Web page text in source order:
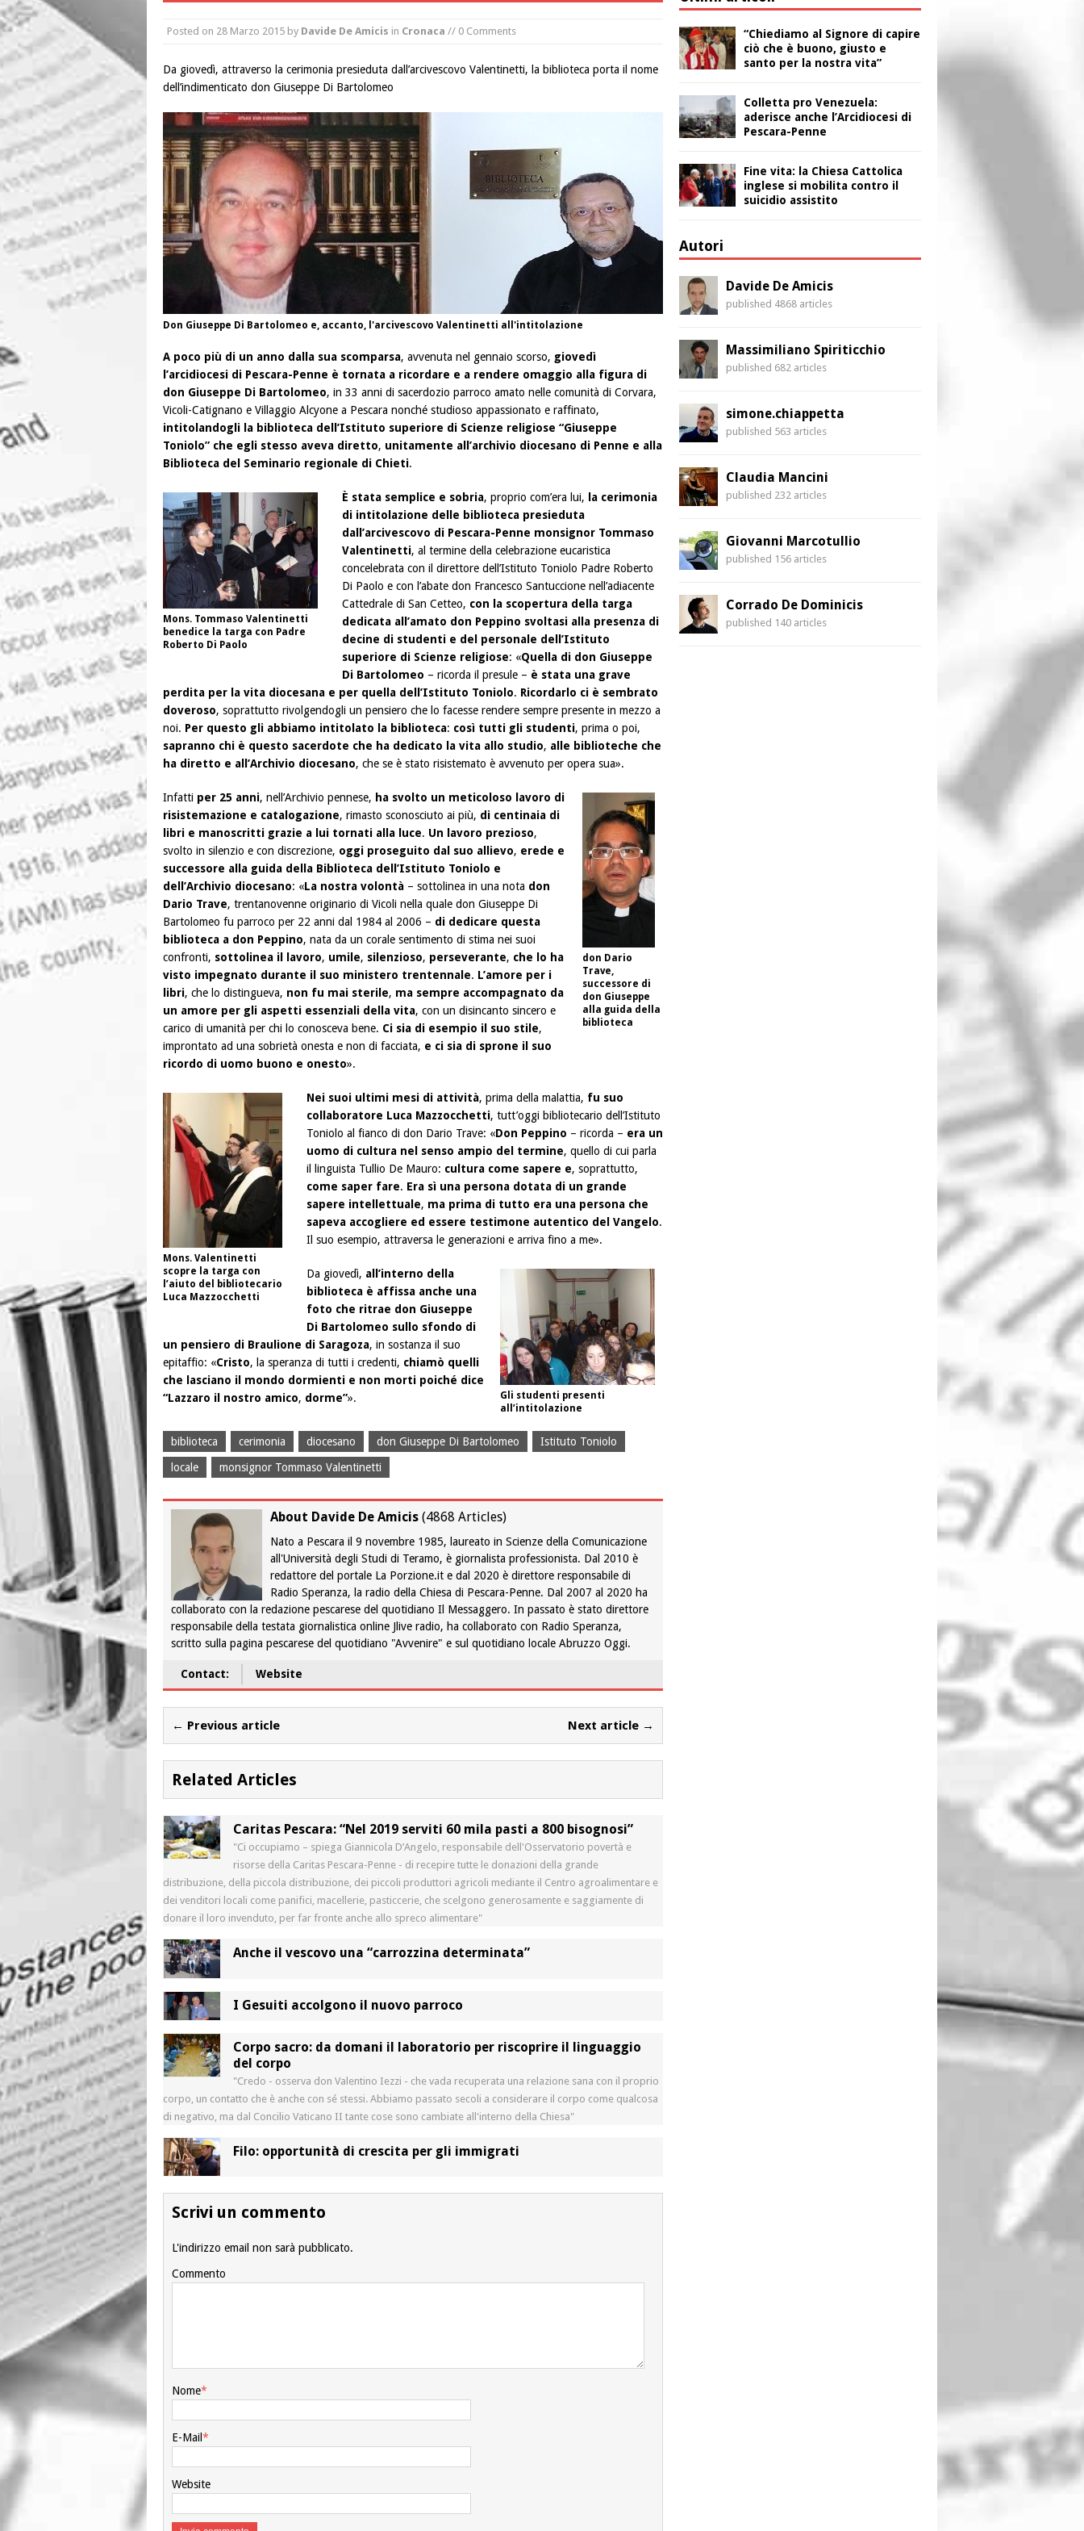
Posted on 28 Marzo 2015 by Davide De Amicis in Cronaca // 0 Comments
Da giovedì, attraverso la cerimonia presieduta dall’arcivescovo Valentinetti, la biblioteca porta il nome
dell’indimenticato don Giuseppe Di Bartolomeo
Don Giuseppe Di Bartolomeo e, accanto, l'arcivescovo Valentinetti all'intitolazione
A poco più di un anno dalla sua scomparsa, avvenuta nel gennaio scorso, giovedì
l’arcidiocesi di Pescara-Penne è tornata a ricordare e a rendere omaggio alla figura di
don Giuseppe Di Bartolomeo, in 33 anni di sacerdozio parroco amato nelle comunità di Corvara,
Vicoli-Catignano e Villaggio Alcyone a Pescara nonché studioso appassionato e raffinato,
intitolandogli la biblioteca dell’Istituto superiore di Scienze religiose “Giuseppe
Toniolo” che egli stesso aveva diretto, unitamente all’archivio diocesano di Penne e alla
Biblioteca del Seminario regionale di Chieti.
Mons. Tommaso Valentinetti
benedice la targa con Padre
Roberto Di Paolo
È stata semplice e sobria, proprio com’era lui, la cerimonia
di intitolazione delle biblioteca presieduta
dall’arcivescovo di Pescara-Penne monsignor Tommaso
Valentinetti, al termine della celebrazione eucaristica
concelebrata con il direttore dell’Istituto Toniolo Padre Roberto
Di Paolo e con l’abate don Francesco Santuccione nell’adiacente
Cattedrale di San Cetteo, con la scopertura della targa
dedicata all’amato don Peppino svoltasi alla presenza di
decine di studenti e del personale dell’Istituto
superiore di Scienze religiose: «Quella di don Giuseppe
Di Bartolomeo – ricorda il presule – è stata una grave
perdita per la vita diocesana e per quella dell’Istituto Toniolo. Ricordarlo ci è sembrato
doveroso, soprattutto rivolgendogli un pensiero che lo facesse rendere sempre presente in mezzo a
noi. Per questo gli abbiamo intitolato la biblioteca: così tutti gli studenti, prima o poi,
sapranno chi è questo sacerdote che ha dedicato la vita allo studio, alle biblioteche che
ha diretto e all’Archivio diocesano, che se è stato risistemato è avvenuto per opera sua».
don Dario
Trave,
successore di
don Giuseppe
alla guida della
biblioteca
Infatti per 25 anni, nell’Archivio pennese, ha svolto un meticoloso lavoro di
risistemazione e catalogazione, rimasto sconosciuto ai più, di centinaia di
libri e manoscritti grazie a lui tornati alla luce. Un lavoro prezioso,
svolto in silenzio e con discrezione, oggi proseguito dal suo allievo, erede e
successore alla guida della Biblioteca dell’Istituto Toniolo e
dell’Archivio diocesano: «La nostra volontà – sottolinea in una nota don
Dario Trave, trentanovenne originario di Vicoli nella quale don Giuseppe Di
Bartolomeo fu parroco per 22 anni dal 1984 al 2006 – di dedicare questa
biblioteca a don Peppino, nata da un corale sentimento di stima nei suoi
confronti, sottolinea il lavoro, umile, silenzioso, perseverante, che lo ha
visto impegnato durante il suo ministero trentennale. L’amore per i
libri, che lo distingueva, non fu mai sterile, ma sempre accompagnato da
un amore per gli aspetti essenziali della vita, con un disincanto sincero e
carico di umanità per chi lo conosceva bene. Ci sia di esempio il suo stile,
improntato ad una sobrietà onesta e non di facciata, e ci sia di sprone il suo
ricordo di uomo buono e onesto».
Mons. Valentinetti
scopre la targa con
l’aiuto del bibliotecario
Luca Mazzocchetti
Nei suoi ultimi mesi di attività, prima della malattia, fu suo
collaboratore Luca Mazzocchetti, tutt’oggi bibliotecario dell’Istituto
Toniolo al fianco di don Dario Trave: «Don Peppino – ricorda – era un
uomo di cultura nel senso ampio del termine, quello di cui parla
il linguista Tullio De Mauro: cultura come sapere e, soprattutto,
come saper fare. Era sì una persona dotata di un grande
sapere intellettuale, ma prima di tutto era una persona che
sapeva accogliere ed essere testimone autentico del Vangelo.
Il suo esempio, attraversa le generazioni e arriva fino a me».
Gli studenti presenti
all’intitolazione
Da giovedì, all’interno della
biblioteca è affissa anche una
foto che ritrae don Giuseppe
Di Bartolomeo sullo sfondo di
un pensiero di Braulione di Saragoza, in sostanza il suo
epitaffio: «Cristo, la speranza di tutti i credenti, chiamò quelli
che lasciano il mondo dormienti e non morti poiché dice
“Lazzaro il nostro amico, dorme”».
biblioteca cerimonia diocesano don Giuseppe Di Bartolomeo
Istituto Toniolo
locale
monsignor Tommaso Valentinetti
About Davide De Amicis (4868 Articles)
Nato a Pescara il 9 novembre 1985, laureato in Scienze della Comunicazione
all'Università degli Studi di Teramo, è giornalista professionista. Dal 2010 è
redattore del portale La Porzione.it e dal 2020 è direttore responsabile di
Radio Speranza, la radio della Chiesa di Pescara-Penne. Dal 2007 al 2020 ha
collaborato con la redazione pescarese del quotidiano Il Messaggero. In passato è stato direttore
responsabile della testata giornalistica online Jlive radio, ha collaborato con Radio Speranza,
scritto sulla pagina pescarese del quotidiano "Avvenire" e sul quotidiano locale Abruzzo Oggi.
Contact: Website
← Previous article Next article →
Related Articles
Caritas Pescara: “Nel 2019 serviti 60 mila pasti a 800 bisognosi”
"Ci occupiamo – spiega Giannicola D’Angelo, responsabile dell'Osservatorio povertà e
risorse della Caritas Pescara-Penne - di recepire tutte le donazioni della grande
distribuzione, della piccola distribuzione, dei piccoli produttori agricoli mediante il Centro agroalimentare e
dei venditori locali come panifici, macellerie, pasticcerie, che scelgono generosamente e saggiamente di
donare il loro invenduto, per far fronte anche allo spreco alimentare"
Anche il vescovo una “carrozzina determinata”
I Gesuiti accolgono il nuovo parroco
Corpo sacro: da domani il laboratorio per riscoprire il linguaggio
del corpo
"Credo - osserva don Valentino Iezzi - che vada recuperata una relazione sana con il proprio
corpo, un contatto che è anche con sé stessi. Abbiamo passato secoli a considerare il corpo come qualcosa
di negativo, ma dal Concilio Vaticano II tante cose sono cambiate all'interno della Chiesa"
Filo: opportunità di crescita per gli immigrati
Scrivi un commento
L'indirizzo email non sarà pubblicato.
Commento
Nome*
E-Mail*
Website
“Chiediamo al Signore di capire
ciò che è buono, giusto e
santo per la nostra vita”
Colletta pro Venezuela:
aderisce anche l’Arcidiocesi di
Pescara-Penne
Fine vita: la Chiesa Cattolica
inglese si mobilita contro il
suicidio assistito
Autori
Davide De Amicis
published 4868 articles
Massimiliano Spiriticchio
published 682 articles
simone.chiappetta
published 563 articles
Claudia Mancini
published 232 articles
Giovanni Marcotullio
published 156 articles
Corrado De Dominicis
published 140 articles